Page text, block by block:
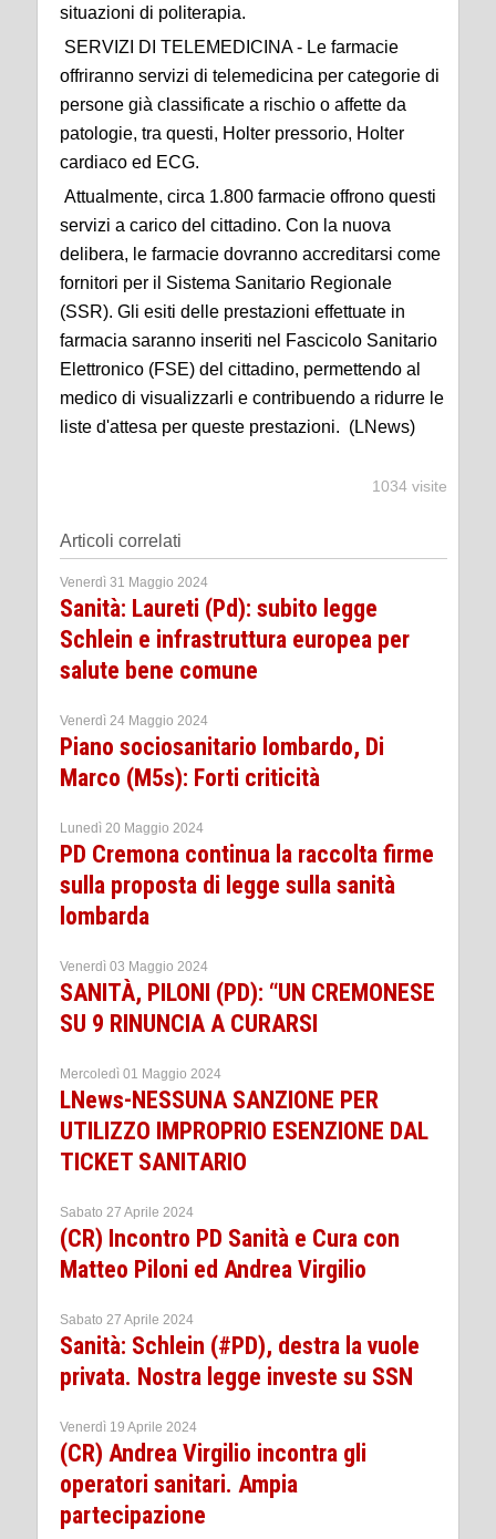
situazioni di politerapia.
SERVIZI DI TELEMEDICINA - Le farmacie
offriranno servizi di telemedicina per categorie di
persone già classificate a rischio o affette da
patologie, tra questi, Holter pressorio, Holter
cardiaco ed ECG.
Attualmente, circa 1.800 farmacie offrono questi
servizi a carico del cittadino. Con la nuova
delibera, le farmacie dovranno accreditarsi come
fornitori per il Sistema Sanitario Regionale
(SSR). Gli esiti delle prestazioni effettuate in
farmacia saranno inseriti nel Fascicolo Sanitario
Elettronico (FSE) del cittadino, permettendo al
medico di visualizzarli e contribuendo a ridurre le
liste d'attesa per queste prestazioni. (LNews)
1034 visite
Articoli correlati
Venerdì 31 Maggio 2024
Sanità: Laureti (Pd): subito legge
Schlein e infrastruttura europea per
salute bene comune
Venerdì 24 Maggio 2024
Piano sociosanitario lombardo, Di
Marco (M5s): Forti criticità
Lunedì 20 Maggio 2024
PD Cremona continua la raccolta firme
sulla proposta di legge sulla sanità
lombarda
Venerdì 03 Maggio 2024
SANITÀ, PILONI (PD): “UN CREMONESE
SU 9 RINUNCIA A CURARSI
Mercoledì 01 Maggio 2024
LNews-NESSUNA SANZIONE PER
UTILIZZO IMPROPRIO ESENZIONE DAL
TICKET SANITARIO
Sabato 27 Aprile 2024
(CR) Incontro PD Sanità e Cura con
Matteo Piloni ed Andrea Virgilio
Sabato 27 Aprile 2024
Sanità: Schlein (#PD), destra la vuole
privata. Nostra legge investe su SSN
Venerdì 19 Aprile 2024
(CR) Andrea Virgilio incontra gli
operatori sanitari. Ampia
partecipazione